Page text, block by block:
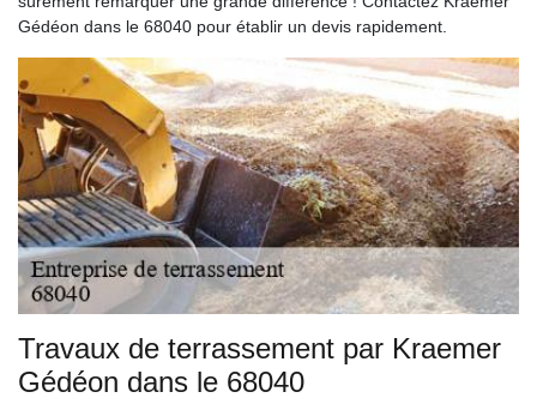
Gédéon dans le 68040 pour établir un devis rapidement.
Travaux de terrassement par Kraemer
Gédéon dans le 68040